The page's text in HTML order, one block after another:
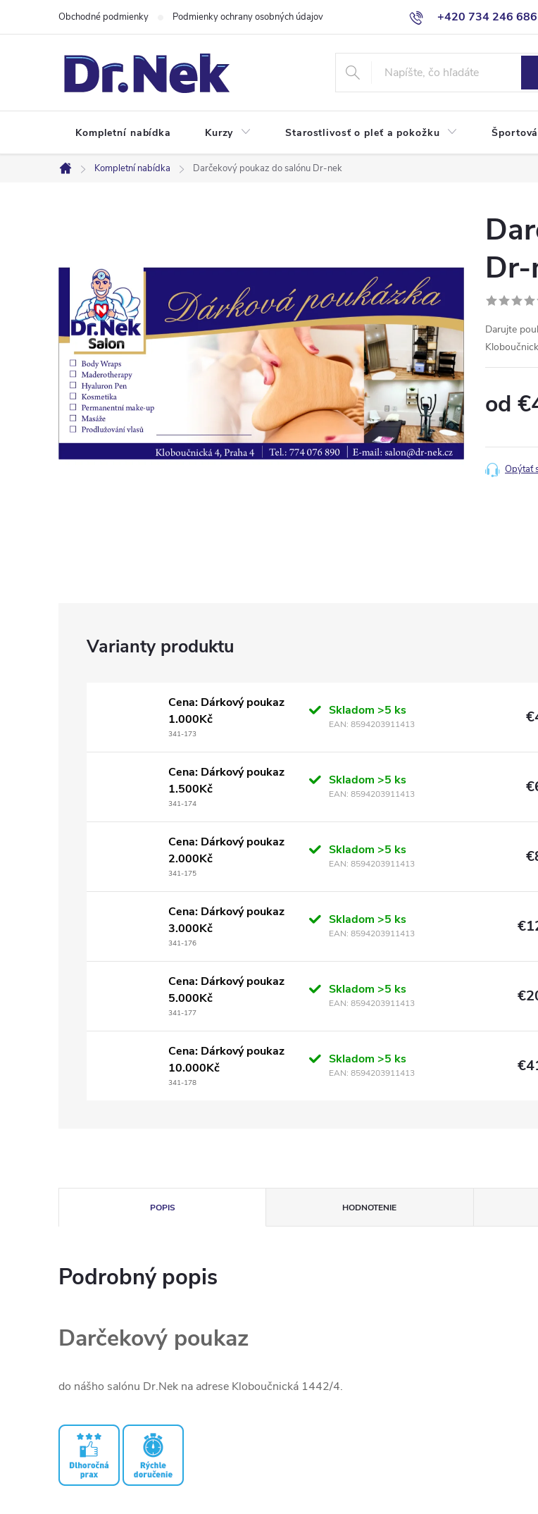
+420 734 246 686
Obchodné podmienky Podmienky ochrany osobných údajov
Kompletní nabídka Kurzy Starostlivosť o pleť a pokožku
Domov
Kompletní nabídka Darčekový poukaz do salónu Dr-nek
Darujte
od
Opýtať
Cena: Dárkový poukaz
1.000Kč
341-173
Skladom>5 ks
EAN: 8594203911413
Cena: Dárkový poukaz
1.500Kč
341-174
Skladom>5 ks
EAN: 8594203911413
Cena: Dárkový poukaz
2.000Kč
341-175
Skladom>5 ks
EAN: 8594203911413
Cena: Dárkový poukaz
3.000Kč
341-176
Skladom>5 ks
EAN: 8594203911413
Cena: Dárkový poukaz
5.000Kč
341-177
Skladom>5 ks
EAN: 8594203911413
Cena: Dárkový poukaz
10.000Kč
341-178
Skladom>5 ks
EAN: 8594203911413
POPIS HODNOTENIE
Podrobný popis
Darčekový poukaz
do nášho salónu Dr.Nek na adrese Kloboučnická 1442/4.